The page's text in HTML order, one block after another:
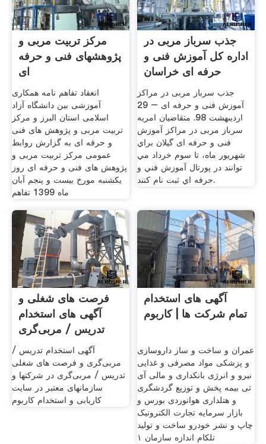
مرکز تربیت مربی و
پژوهشهای فنی و حرفه
ای
انعقاد تفاهم نامه همکاری
آموزشی بین دانشگاه آزاد
اسلامی استان البرز و مرکز
تربیت مربی و پژوهش های فنی
و حرفه ای به گزارش روابط
عمومی مرکز تربیت مربی و
پژوهش های فنی و حرفه ای روز
یکشنبه مورخ بیست و پنجم آبان
ماه 1399 تفاهم
جذب سرباز مربی در
اداره کل آموزش فنی و
حرفه ای خراسان
جذب سرباز مربی در مراکز
آموزش فنی و حرفه ای – 29
اردیبهشت 98. متقاضیان امريه
سرباز مربی در مراکز آموزش
فنی و حرفه ای گيلان براي
شهريور ماه، تا سوم خرداد مي
توانند در پورتال آموزش فني و
حرفه اي ثبت نام کنند.
فرصت های شغلی و
آگهی های استخدام
تدریس / مربی‌گری
آگهی استخدام تدریس /
مربی‌گری و فرصت های شغلی
تدریس / مربی‌گری در شرکتها و
سازمانهای معتبر در سایت
کاریابی و استخدام کاربوم
آگهی های استخدام
تمام شرکت ها | کاربوم
عمران و ساخت و ساز داروسازی
و پزشکی مواد مصرفی و غذایی
نیرو و انرژی بانکداری و مالی آی
تی بیمه پخش و توزیع گردشگری
و هتلداری هوانوردی بورس و
بازار سرمایه تجارت الکترونیک
چاپ و نشر خودرو ساخت و تولید
تلکام اندازه سازمان ۱